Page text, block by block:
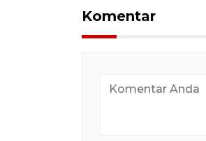
Komentar